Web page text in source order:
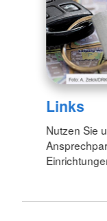
Links
Nutzen Sie